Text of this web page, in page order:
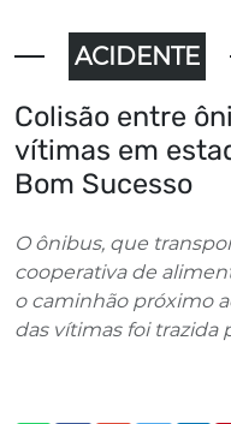
ACIDENTE
Colisão entre
vítimas em
Bom Sucesso
O ônibus, que
cooperativa de
o caminhão próximo
das vítimas foi trazida